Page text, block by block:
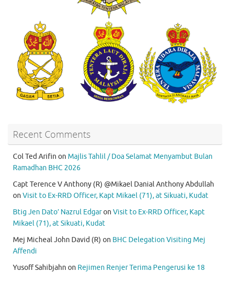
Recent Comments
Col Ted Arifin on Majlis Tahlil / Doa Selamat Menyambut Bulan
Ramadhan BHC 2026
Capt Terence V Anthony (R) @Mikael Danial Anthony Abdullah
on Visit to Ex-RRD Officer, Kapt Mikael (71), at Sikuati, Kudat
Btig Jen Dato’ Nazrul Edgaron Visit to Ex-RRD Officer, Kapt
Mikael (71), at Sikuati, Kudat
Mej Micheal John David (R) on BHC Delegation Visiting Mej
Affendi
Yusoff Sahibjahn on Rejimen Renjer Terima Pengerusi ke 18